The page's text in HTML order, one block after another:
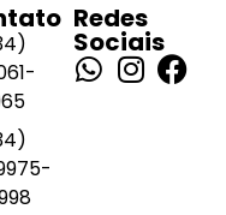
Redes
Sociais